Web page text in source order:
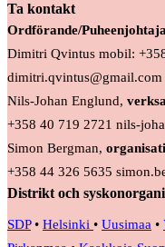
Ta kontakt
Ordförande/
Dimitri Qvintus mobil:
dimitri.qvintus@gmail.com
Nils-Johan Englund,
+358 40 719 2721 nils-
Simon Bergman,
+358 44 326 5635
Distrikt och
SDP• Helsinki • Uusimaa •